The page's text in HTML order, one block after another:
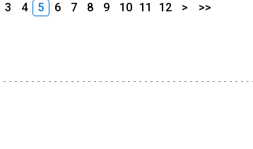
3 4 5 6 7 8 9 10 11 12 > >>